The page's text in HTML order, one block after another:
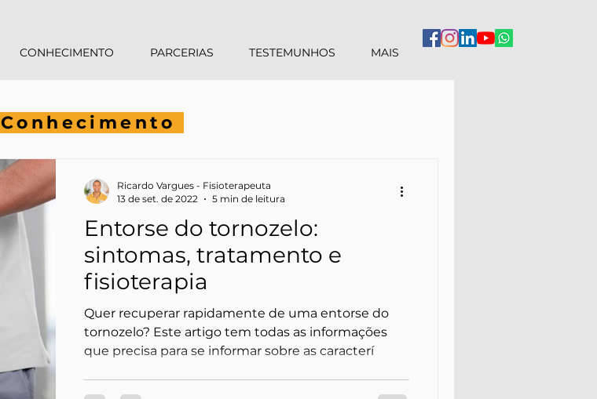
CONHECIMENTO PARCERIAS TESTEMUNHOS MAIS
Entorse do tornozelo:
sintomas, tratamento e
fisioterapia
Quer recuperar rapidamente de uma entorse do
tornozelo? Este artigo tem todas as informações
que precisa para se informar sobre as caracterí
Ricardo Vargues - Fisioterapeuta
13 de set. de 2022
5 min de leitura
Conhecimento